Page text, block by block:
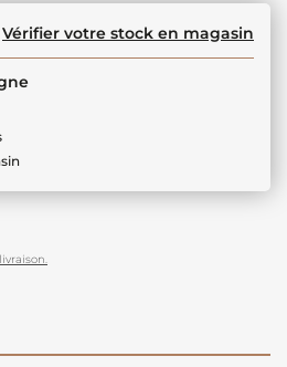
Vérifier votre stock en magasin